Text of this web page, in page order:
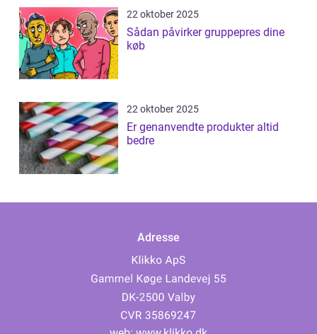
22 oktober 2025
Sådan påvirker gruppepres dine
køb
22 oktober 2025
Er genanvendte produkter altid
bedre
Adresse